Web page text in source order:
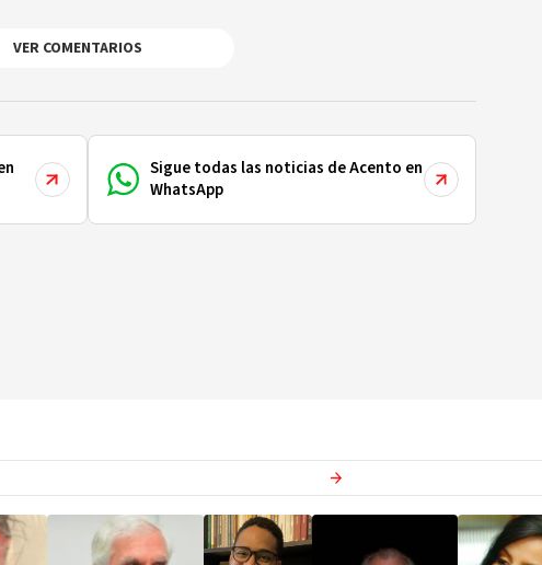
VER COMENTARIOS
Sigue todas las noticias de Acento en
WhatsApp